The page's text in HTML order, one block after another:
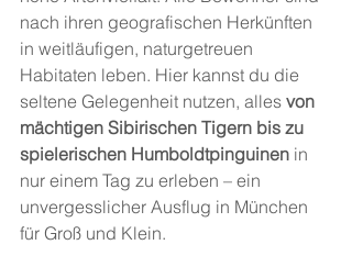
nach ihren geografischen Herkünften
in weitläufigen, naturgetreuen
Habitaten leben. Hier kannst du die
seltene Gelegenheit nutzen, alles von
mächtigen Sibirischen Tigern bis zu
spielerischen Humboldtpinguinen in
nur einem Tag zu erleben – ein
unvergesslicher Ausflug in München
für Groß und Klein.